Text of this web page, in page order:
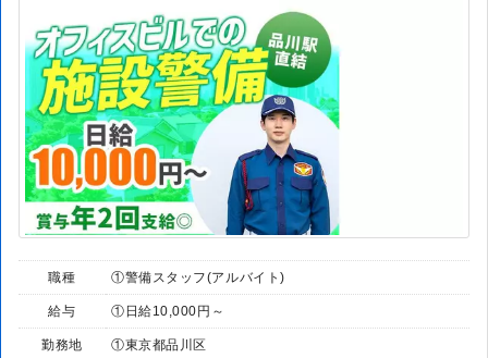
職種 ①警備スタッフ(アルバイト)
給与 ①日給10,000円～
勤務地 ①東京都品川区